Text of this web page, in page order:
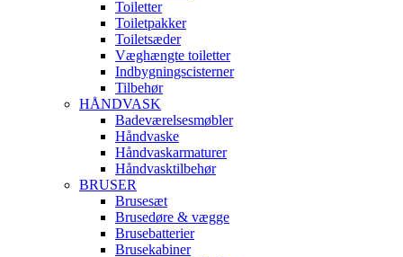
Toiletter
Toiletpakker
Toiletsæder
Væghængte toiletter
Indbygningscisterner
Tilbehør
HÅNDVASK
Badeværelsesmøbler
Håndvaske
Håndvaskarmaturer
Håndvasktilbehør
BRUSER
Brusesæt
Brusedøre & vægge
Brusebatterier
Brusekabiner